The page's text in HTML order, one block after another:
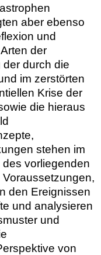
aber ebenso
und
der
durch die
im zerstörten
Krise der
die hieraus
stehen im
vorliegenden
den Ereignissen
und analysieren
und
von